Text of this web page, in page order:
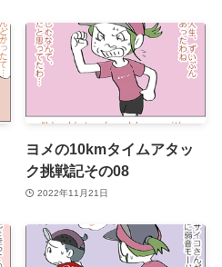
ヨメの10kmタイムアタッ
ク挑戦記その08
2022年11月21日